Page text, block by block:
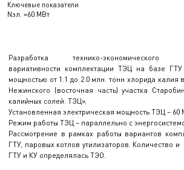
Ключевые показатели
Nэл. =60 МВт
Разработка технико-
вариативности комплектации ТЭЦ на базе
мощностью от 1.1 до 2.0 млн. тонн хлорида калия
Нежинского (восточная часть) участка
калийных солей. ТЭЦ».
Установленная электрическая мощность ТЭЦ – 60
Режим работы ТЭЦ – параллельно с
Рассмотрение в рамках работы вариантов
ГТУ, паровых котлов утилизаторов. Количество
ГТУ и КУ определялась ТЭО.